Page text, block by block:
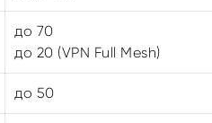
до 70
до 20 (VPN Full Mesh)
до 50